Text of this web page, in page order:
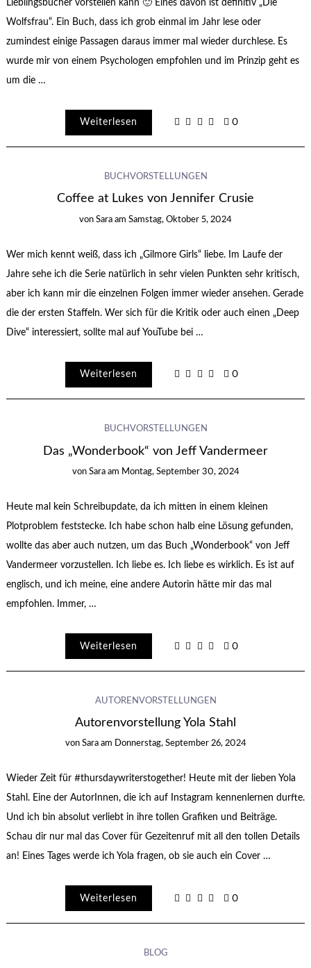
Lieblingsbücher vorstellen kann 🙂 Eines davon ist definitiv „Die
Wolfsfrau“. Ein Buch, dass ich grob einmal im Jahr lese oder
zumindest einige Passagen daraus immer mal wieder durchlese. Es
wurde mir von einem Psychologen empfohlen und im Prinzip geht es
um die …
Weiterlesen 0
BUCHVORSTELLUNGEN
Coffee at Lukes von Jennifer Crusie
von Sara am Samstag, Oktober 5, 2024
Wer mich kennt weiß, dass ich „Gilmore Girls“ liebe. Im Laufe der
Jahre sehe ich die Serie natürlich in sehr vielen Punkten sehr kritisch,
aber ich kann mir die einzelnen Folgen immer wieder ansehen. Gerade
die der ersten Staffeln. Wer sich für die Kritik oder auch einen „Deep
Dive“ interessiert, sollte mal auf YouTube bei …
Weiterlesen 0
BUCHVORSTELLUNGEN
Das „Wonderbook“ von Jeff Vandermeer
von Sara am Montag, September 30, 2024
Heute mal kein Schreibupdate, da ich mitten in einem kleinen
Plotproblem feststecke. Ich habe schon halb eine Lösung gefunden,
wollte das aber auch nutzen, um das Buch „Wonderbook“ von Jeff
Vandermeer vorzustellen. Ich liebe es. Ich liebe es wirklich. Es ist auf
englisch, und ich meine, eine andere Autorin hätte mir das mal
empfohlen. Immer, …
Weiterlesen 0
AUTORENVORSTELLUNGEN
Autorenvorstellung Yola Stahl
von Sara am Donnerstag, September 26, 2024
Wieder Zeit für #thursdaywriterstogether! Heute mit der lieben Yola
Stahl. Eine der AutorInnen, die ich auf Instagram kennenlernen durfte.
Und ich bin absolut verliebt in ihre tollen Grafiken und Beiträge.
Schau dir nur mal das Cover für Gezeitenruf mit all den tollen Details
an! Eines Tages werde ich Yola fragen, ob sie auch ein Cover …
Weiterlesen 0
BLOG